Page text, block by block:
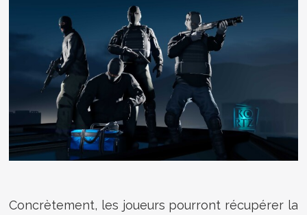
Concrètement, les joueurs pourront récupérer la